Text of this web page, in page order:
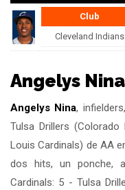
Club
Cleveland Indians
Angelys Nina
Angelys Nina,
Tulsa Drillers
Louis Cardinals) de AA
dos hits, un ponche,
Cardinals: 5 - Tulsa